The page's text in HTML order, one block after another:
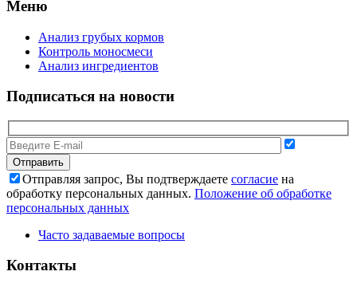
Меню
Анализ грубых кормов
Контроль моносмеси
Анализ ингредиентов
Подписаться на новости
Отправляя запрос, Вы подтверждаете согласие на
обработку персональных данных. Положение об обработке
персональных данных
Часто задаваемые вопросы
Контакты